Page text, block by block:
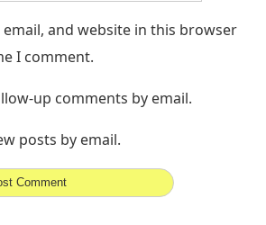
email, and website in this browser
I comment.
up comments by email.
posts by email.